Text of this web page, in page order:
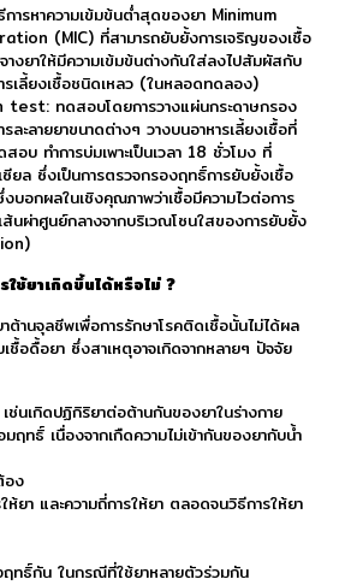
รหาความเข้มข้นต่ำสุดของยา Minimum
(MIC) ที่สามารถยับยั้งการเจริญของเชื้อ
างยาให้มีความเข้มข้นต่างกันใส่ลงไปสัมผัสกับ
รเลี้ยงเชื้อชนิดเหลว (ในหลอดทดลอง)
ทดสอบโดยการวางแผ่นกระดาษกรอง
ละลายยาขนาดต่างๆ วางบนอาหารเลี้ยงเชื้อที่
อบ ทำการบ่มเพาะเป็นเวลา 18 ชั่วโมง ที่
ยล ซึ่งเป็นการตรวจกรองฤทธิ์การยับยั้งเชื้อ
บอกผลในเชิงคุณภาพว่าเชื้อมีความไวต่อการ
นผ่าศูนย์กลางจากบริเวณโซนใสของการยับยั้ง
ช้ยาเกิดขึ้นได้หรือไม่ ?
ต้านจุลชีพเพื่อการรักษาโรคติดเชื้อนั้นไม่ได้ผล
ชื้อดื้อยา ซึ่งสาเหตุอาจเกิดจากหลายๆ ปัจจัย
ช่นเกิดปฏิกิริยาต่อต้านกันของยาในร่างกาย
ฤทธิ์ เนื่องจากเกืดความไม่เข้ากันของยากับน้ำ
อง
ยา และความถี่การให้ยา ตลอดจนวิธีการให้ยา
ฤทธิ์กัน ในกรณีที่ใช้ยาหลายตัวร่วมกัน